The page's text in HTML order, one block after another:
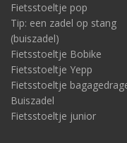
Fietsstoeltje pop
Tip: een zadel op stang
(buiszadel)
Fietsstoeltje Bobike
Fietsstoeltje Yepp
Fietsstoeltje
Buiszadel
Fietsstoeltje junior